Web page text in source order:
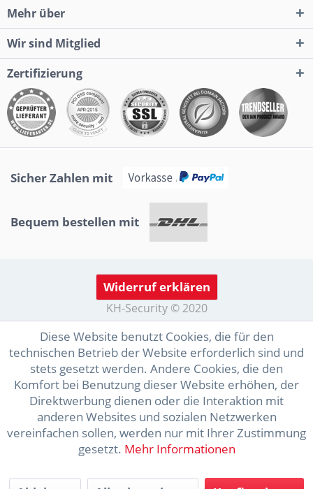
Mehr über
Wir sind Mitglied
Zertifizierung
Sicher Zahlen mit
Bequem bestellen mit
Widerruf erklären
KH-Security © 2020
Diese Website benutzt Cookies, die für den
technischen Betrieb der Website erforderlich sind und
stets gesetzt werden. Andere Cookies, die den
Komfort bei Benutzung dieser Website erhöhen, der
Direktwerbung dienen oder die Interaktion mit
anderen Websites und sozialen Netzwerken
vereinfachen sollen, werden nur mit Ihrer Zustimmung
gesetzt. Mehr Informationen